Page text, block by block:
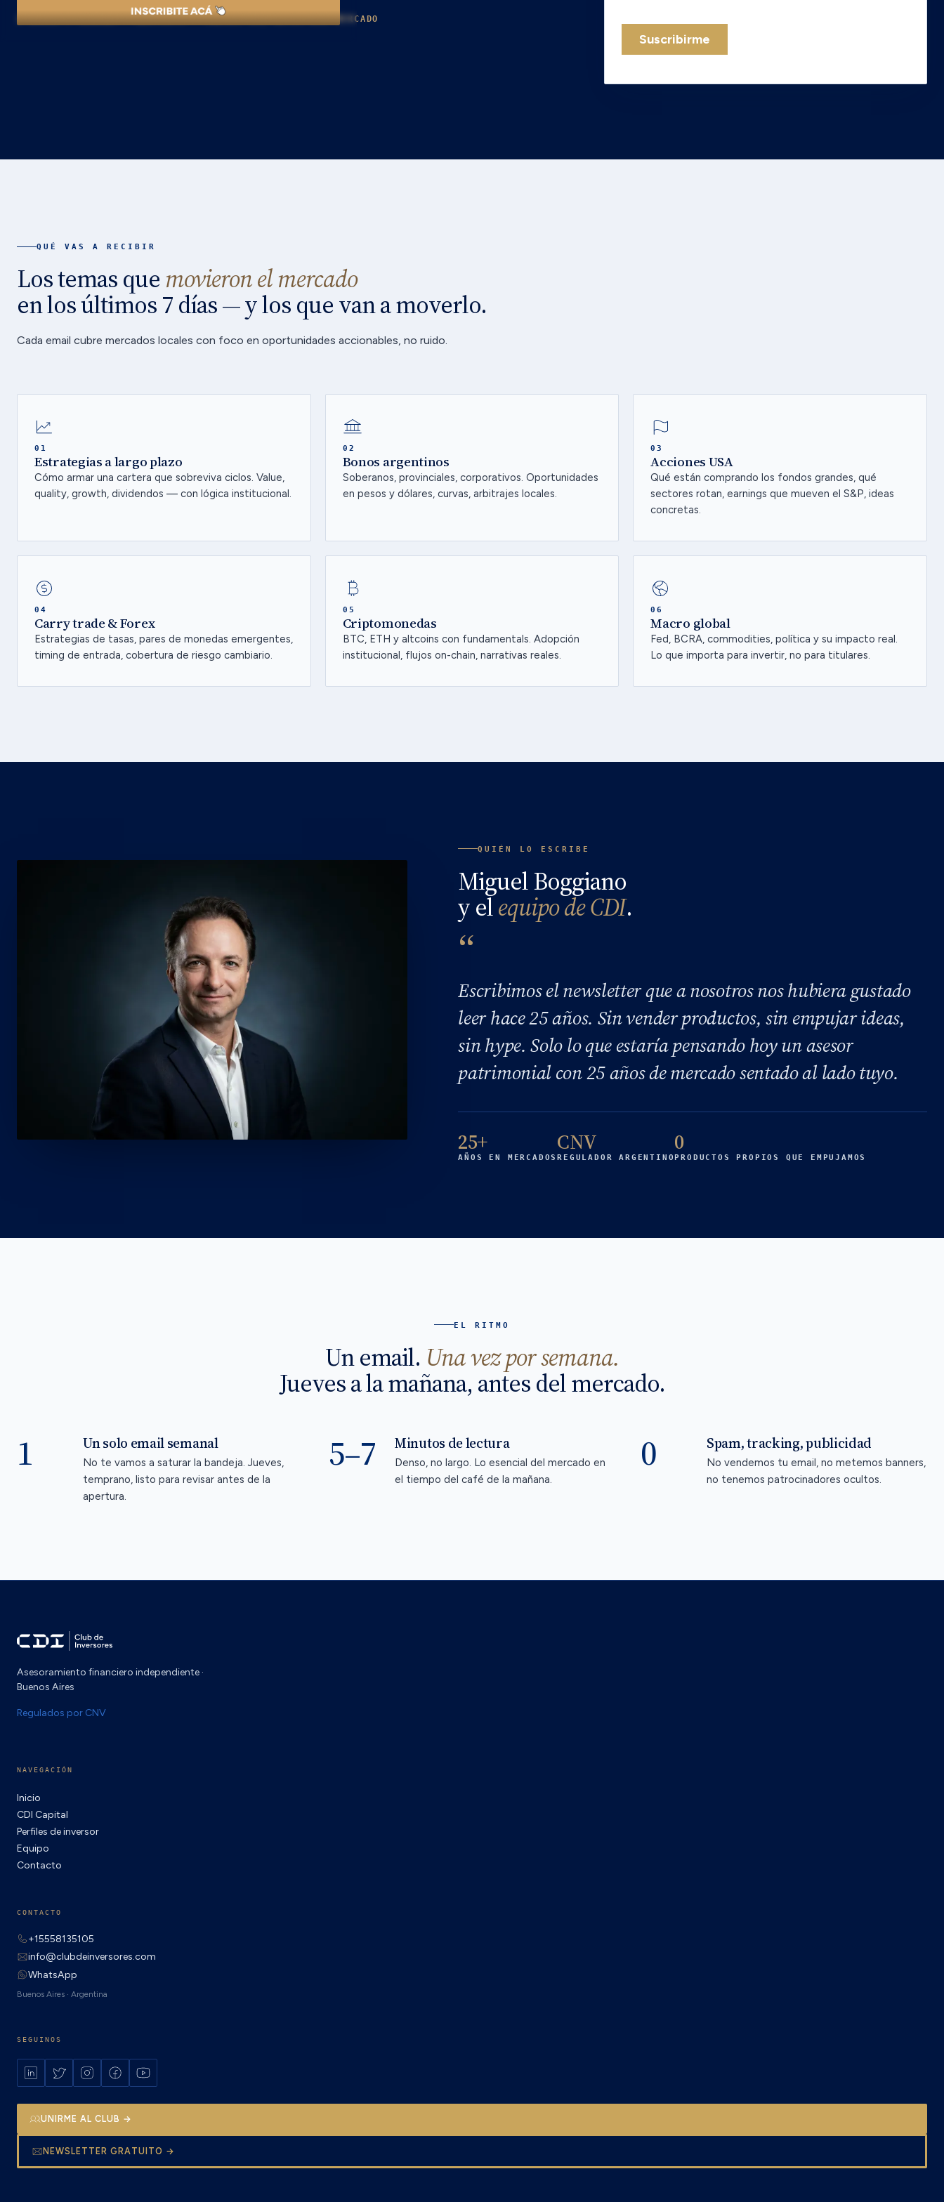
1 EMAIL / SEMANA GRATUITO JUEVES AM, ANTES DEL MERCADO
QUÉ VAS A RECIBIR
Los temas quemovieron el mercado
en los últimos 7 días — y los que van a moverlo.
Cada email cubre mercados locales con foco en oportunidades accionables, no ruido.
01
Estrategias a largo plazo
Cómo armar una cartera que sobreviva ciclos. Value,
quality, growth, dividendos — con lógica institucional.
02
Bonos argentinos
Soberanos, provinciales, corporativos. Oportunidades
en pesos y dólares, curvas, arbitrajes locales.
03
Acciones USA
Qué están comprando los fondos grandes, qué
sectores rotan, earnings que mueven el S&P, ideas
concretas.
04
Carry trade & Forex
Estrategias de tasas, pares de monedas emergentes,
timing de entrada, cobertura de riesgo cambiario.
05
Criptomonedas
BTC, ETH y altcoins con fundamentals. Adopción
institucional, flujos on-chain, narrativas reales.
06
Macro global
Fed, BCRA, commodities, política y su impacto real.
Lo que importa para invertir, no para titulares.
QUIÉN LO ESCRIBE
Miguel Boggiano
y elequipo de CDI.
Escribimos el newsletter que a nosotros nos hubiera gustado
leer hace 25 años. Sin vender productos, sin empujar ideas,
sin hype. Solo lo que estaría pensando hoy un asesor
patrimonial con 25 años de mercado sentado al lado tuyo.
25+
AÑOS EN MERCADOS
CNV
REGULADOR ARGENTINO
0
PRODUCTOS PROPIOS QUE EMPUJAMOS
EL RITMO
Un email. Una vez por semana.
Jueves a la mañana, antes del mercado.
1 Un solo email semanal
No te vamos a saturar la bandeja. Jueves,
temprano, listo para revisar antes de la
apertura.
5–7 Minutos de lectura
Denso, no largo. Lo esencial del mercado en
el tiempo del café de la mañana.
0 Spam, tracking, publicidad
No vendemos tu email, no metemos banners,
no tenemos patrocinadores ocultos.
Asesoramiento financiero independiente ·
Buenos Aires
Regulados por CNV
NAVEGACIÓN
Inicio
CDI Capital
Perfiles de inversor
Equipo
Contacto
CONTACTO
+15558135105
info@clubdeinversores.com
WhatsApp
Buenos Aires · Argentina
SEGUINOS
UNIRME AL CLUB →
NEWSLETTER GRATUITO →